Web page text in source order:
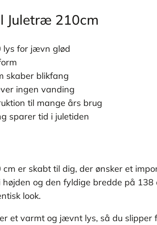
Juletræ 210cm
lys for jævn glød
skaber blikfang
ingen vanding
til mange års brug
sparer tid i juletiden
er skabt til dig, der ønsker et
og den fyldige bredde på
look.
et varmt og jævnt lys, så du